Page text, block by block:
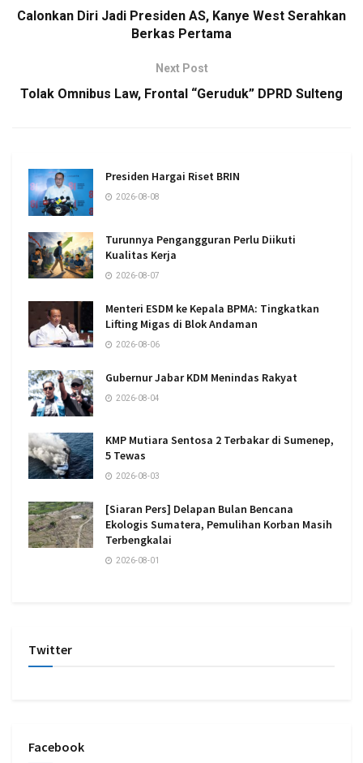
Calonkan Diri Jadi Presiden AS, Kanye West Serahkan
Berkas Pertama
Next Post
Tolak Omnibus Law, Frontal “Geruduk” DPRD Sulteng
Presiden Hargai Riset BRIN
2026-08-08
Turunnya Pengangguran Perlu Diikuti
Kualitas Kerja
2026-08-07
Menteri ESDM ke Kepala BPMA: Tingkatkan
Lifting Migas di Blok Andaman
2026-08-06
Gubernur Jabar KDM Menindas Rakyat
2026-08-04
KMP Mutiara Sentosa 2 Terbakar di Sumenep,
5 Tewas
2026-08-03
[Siaran Pers] Delapan Bulan Bencana
Ekologis Sumatera, Pemulihan Korban Masih
Terbengkalai
2026-08-01
Twitter
Facebook